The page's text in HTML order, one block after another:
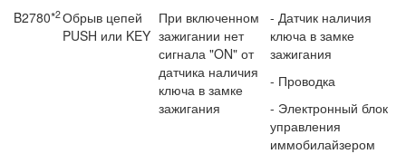
B2780*2Обрыв цепей
PUSH или KEY
При включенном
зажигании нет
сигна­ла "ON" от
датчика наличия
ключа в замке
зажигания
- Датчик наличия
ключа в замке
зажигания
- Проводка
- Электронный блок
управ­ления
иммобилайзером